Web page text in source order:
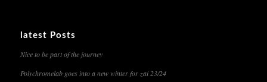
latest Posts
Nice to be part of the journey
Polychromelab goes into a new winter for zai 23/24